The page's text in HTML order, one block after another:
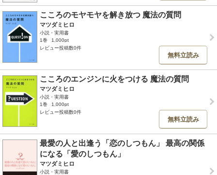
こころのモヤモヤを解き放つ 魔法の質問
マツダミヒロ
小説・実用書
1巻
1,000pt
レビュー投稿数0件
無料立読み
こころのエンジンに火をつける 魔法の質問
マツダミヒロ
小説・実用書
1巻
1,000pt
レビュー投稿数0件
無料立読み
最愛の人と出逢う「恋のしつもん」 最高の関係
になる「愛のしつもん」
マツダミヒロ
小説・実用書